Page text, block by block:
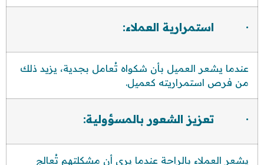
· استمرارية العملاء:
عندما يشعر العميل بأن شكواه تُعامل بجدية، يزيد ذلك
من فرص استمراريته كعميل.
· تعزيز الشعور بالمسؤولية:
يشعر العملاء بالراحة عندما يرى أن مشكلتهم تُعالج